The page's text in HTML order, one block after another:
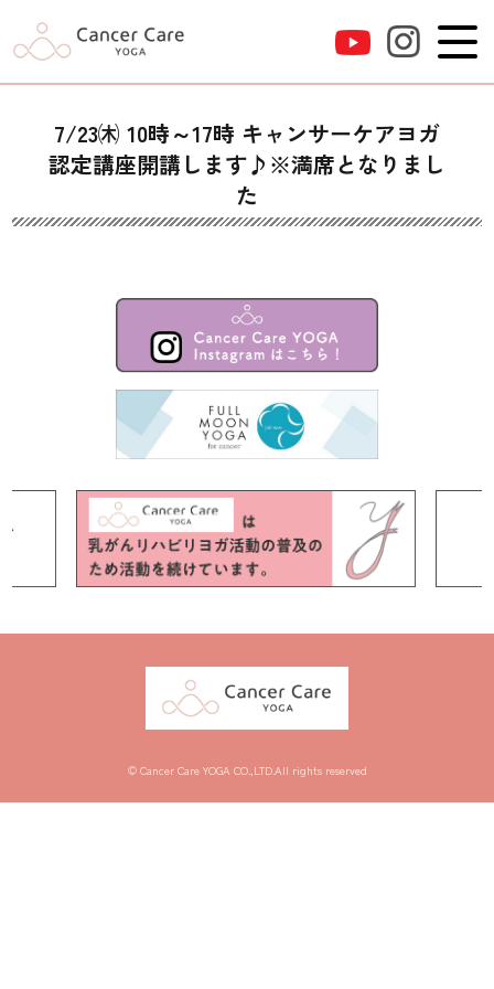
7/23㈭ 10時～17時 キャンサーケアヨガ
認定講座開講します♪※満席となりまし
た
© Cancer Care YOGA CO.,LTD.All rights reserved